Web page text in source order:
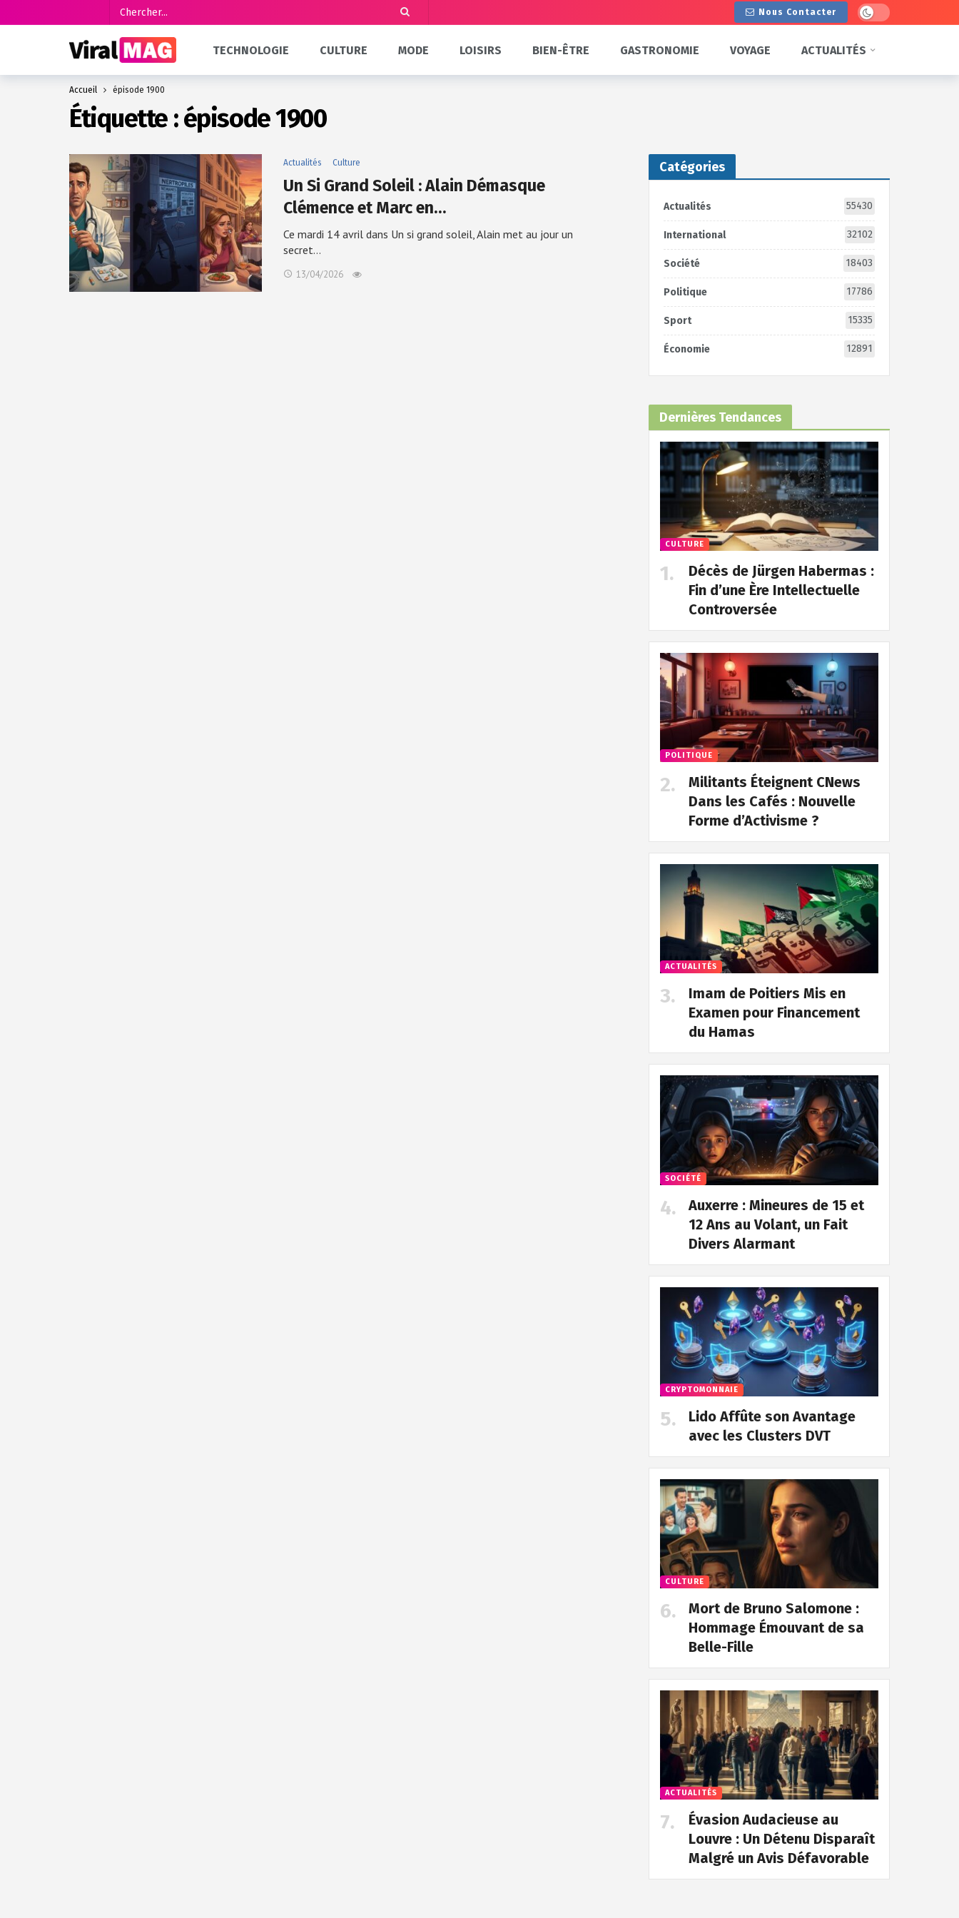
Nous Contacter Dark mode
TECHNOLOGIE CULTURE MODE LOISIRS BIEN-ÊTRE GASTRONOMIE VOYAGE ACTUALITÉS
Accueil épisode 1900
Étiquette :épisode 1900
Actualités Culture
Un Si Grand Soleil : Alain Démasque
Clémence et Marc en…
Ce mardi 14 avril dans Un si grand soleil, Alain met au jour un
secret…
13/04/2026
Catégories
Actualités 55430
International 32102
Société 18403
Politique 17786
Sport 15335
Économie 12891
Dernières Tendances
CULTURE
Décès de Jürgen Habermas :
Fin d’une Ère Intellectuelle
Controversée
POLITIQUE
Militants Éteignent CNews
Dans les Cafés : Nouvelle
Forme d’Activisme ?
ACTUALITÉS
Imam de Poitiers Mis en
Examen pour Financement
du Hamas
SOCIÉTÉ
Auxerre : Mineures de 15 et
12 Ans au Volant, un Fait
Divers Alarmant
CRYPTOMONNAIE
Lido Affûte son Avantage
avec les Clusters DVT
CULTURE
Mort de Bruno Salomone :
Hommage Émouvant de sa
Belle-Fille
ACTUALITÉS
Évasion Audacieuse au
Louvre : Un Détenu Disparaît
Malgré un Avis Défavorable